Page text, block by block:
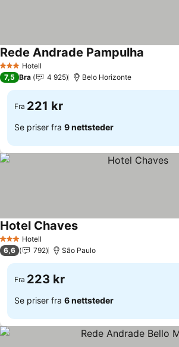
3 StjernerHotell
Rede Andrade Pampulha
7,5 Bra 4 925 Belo Horizonte
Fra 221 kr
Se priser fra 9 nettsteder
3 StjernerHotell
Hotel ChavesSe priser
6,6 792 São Paulo
Fra 223 kr
Se priser fra 6 nettsteder